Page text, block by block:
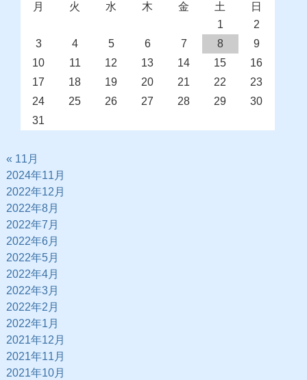
月
火 水 木 金 土
日
1
2
3
4 5 6 7 8
9
10
11 12 13 14 15
16
17
18 19 20 21 22
23
24
25 26 27 28 29
30
31
« 11月
2024年11月
2022年12月
2022年8月
2022年7月
2022年6月
2022年5月
2022年4月
2022年3月
2022年2月
2022年1月
2021年12月
2021年11月
2021年10月